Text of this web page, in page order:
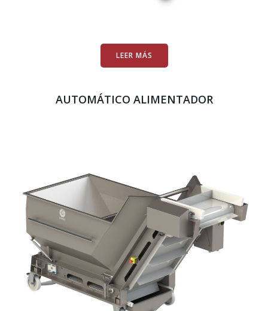
LEER MÁS
AUTOMÁTICO ALIMENTADOR